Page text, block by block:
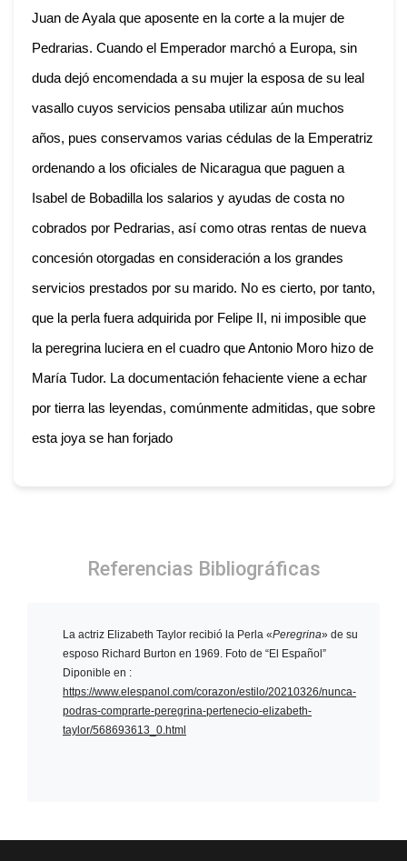
Juan de Ayala que aposente en la corte a la mujer de
Pedrarias. Cuando el Emperador marchó a Europa, sin
duda dejó encomendada a su mujer la esposa de su leal
vasallo cuyos servicios pensaba utilizar aún muchos
años, pues conservamos varias cédulas de la Emperatriz
ordenando a los oficiales de Nicaragua que paguen a
Isabel de Bobadilla los salarios y ayudas de costa no
cobrados por Pedrarias, así como otras rentas de nueva
concesión otorgadas en consideración a los grandes
servicios prestados por su marido. No es cierto, por tanto,
que la perla fuera adquirida por Felipe II, ni imposible que
la peregrina luciera en el cuadro que Antonio Moro hizo de
María Tudor. La documentación fehaciente viene a echar
por tierra las leyendas, comúnmente admitidas, que sobre
esta joya se han forjado
Referencias Bibliográficas
La actriz Elizabeth Taylor recibió la Perla «Peregrina» de su
esposo Richard Burton en 1969. Foto de “El Español”
Diponible en :
https://www.elespanol.com/corazon/estilo/20210326/nunca-
podras-comprarte-peregrina-pertenecio-elizabeth-
taylor/568693613_0.html